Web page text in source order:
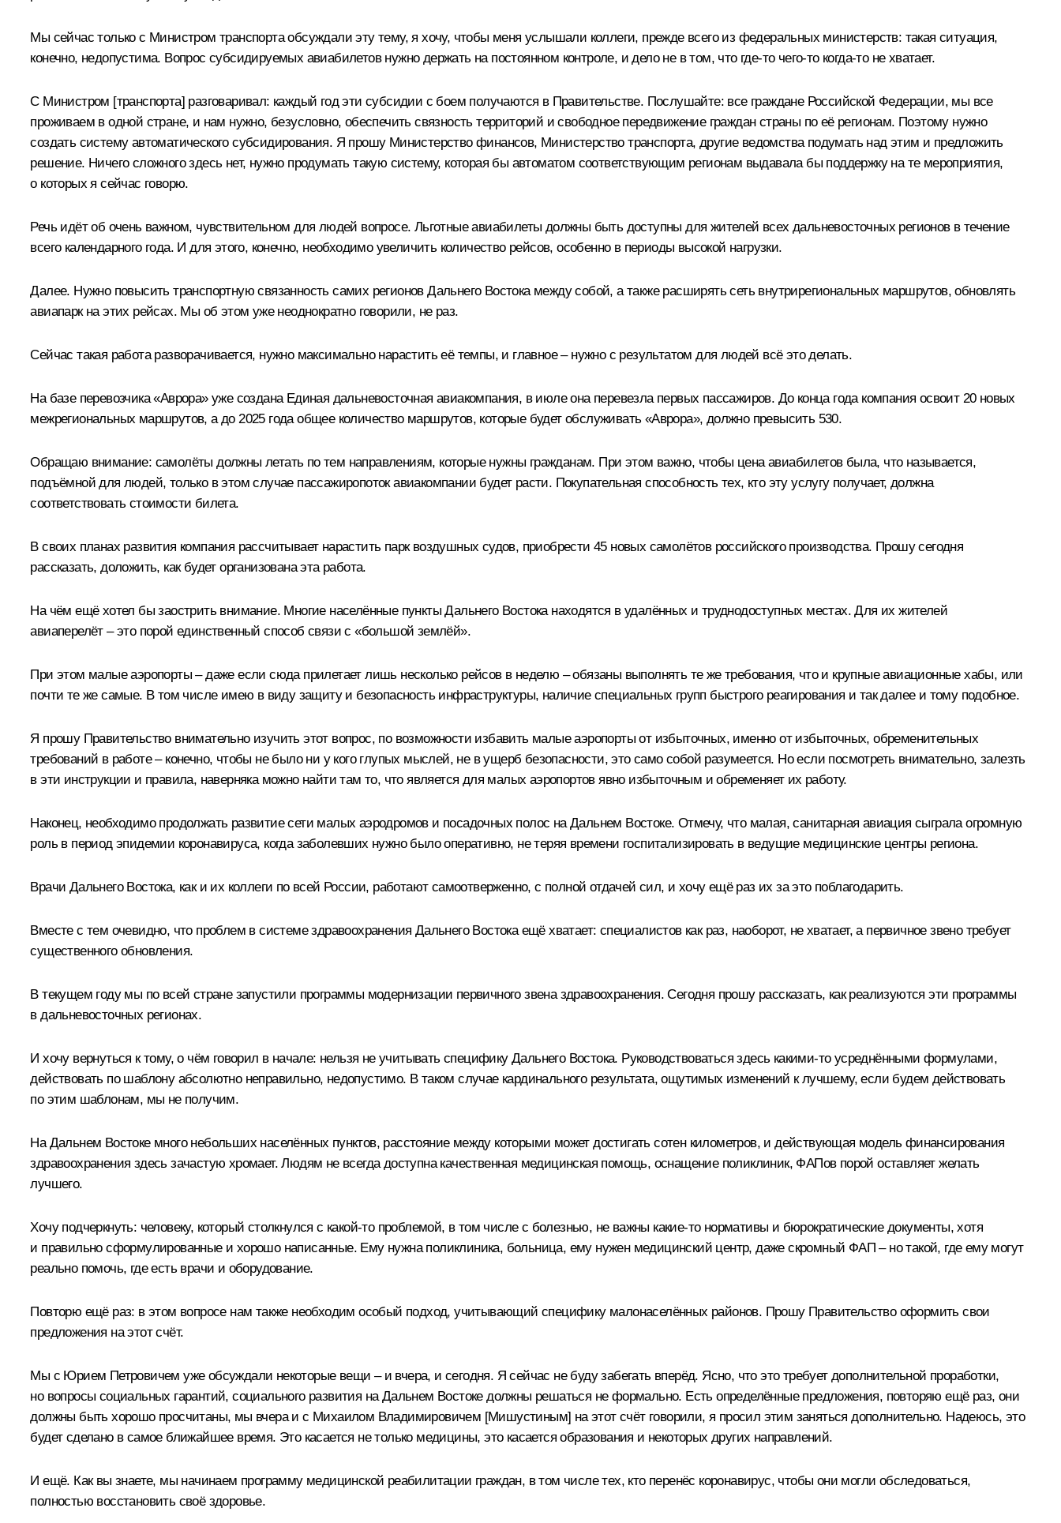
Мы сейчас только с Министром транспорта обсуждали эту тему, я хочу, чтобы меня услышали коллеги, прежде всего из федеральных министерств: такая ситуация,
конечно, недопустима. Вопрос субсидируемых авиабилетов нужно держать на постоянном контроле, и дело не в том, что где-то чего-то когда-то не хватает.
С Министром [транспорта] разговаривал: каждый год эти субсидии с боем получаются в Правительстве. Послушайте: все граждане Российской Федерации, мы все
проживаем в одной стране, и нам нужно, безусловно, обеспечить связность территорий и свободное передвижение граждан страны по её регионам. Поэтому нужно
создать систему автоматического субсидирования. Я прошу Министерство финансов, Министерство транспорта, другие ведомства подумать над этим и предложить
решение. Ничего сложного здесь нет, нужно продумать такую систему, которая бы автоматом соответствующим регионам выдавала бы поддержку на те мероприятия,
о которых я сейчас говорю.
Речь идёт об очень важном, чувствительном для людей вопросе. Льготные авиабилеты должны быть доступны для жителей всех дальневосточных регионов в течение
всего календарного года. И для этого, конечно, необходимо увеличить количество рейсов, особенно в периоды высокой нагрузки.
Далее. Нужно повысить транспортную связанность самих регионов Дальнего Востока между собой, а также расширять сеть внутрирегиональных маршрутов, обновлять
авиапарк на этих рейсах. Мы об этом уже неоднократно говорили, не раз.
Сейчас такая работа разворачивается, нужно максимально нарастить её темпы, и главное – нужно с результатом для людей всё это делать.
На базе перевозчика «Аврора» уже создана Единая дальневосточная авиакомпания, в июле она перевезла первых пассажиров. До конца года компания освоит 20 новых
межрегиональных маршрутов, а до 2025 года общее количество маршрутов, которые будет обслуживать «Аврора», должно превысить 530.
Обращаю внимание: самолёты должны летать по тем направлениям, которые нужны гражданам. При этом важно, чтобы цена авиабилетов была, что называется,
подъёмной для людей, только в этом случае пассажиропоток авиакомпании будет расти. Покупательная способность тех, кто эту услугу получает, должна
соответствовать стоимости билета.
В своих планах развития компания рассчитывает нарастить парк воздушных судов, приобрести 45 новых самолётов российского производства. Прошу сегодня
рассказать, доложить, как будет организована эта работа.
На чём ещё хотел бы заострить внимание. Многие населённые пункты Дальнего Востока находятся в удалённых и труднодоступных местах. Для их жителей
авиаперелёт – это порой единственный способ связи с «большой землёй».
При этом малые аэропорты – даже если сюда прилетает лишь несколько рейсов в неделю – обязаны выполнять те же требования, что и крупные авиационные хабы, или
почти те же самые. В том числе имею в виду защиту и безопасность инфраструктуры, наличие специальных групп быстрого реагирования и так далее и тому подобное.
Я прошу Правительство внимательно изучить этот вопрос, по возможности избавить малые аэропорты от избыточных, именно от избыточных, обременительных
требований в работе – конечно, чтобы не было ни у кого глупых мыслей, не в ущерб безопасности, это само собой разумеется. Но если посмотреть внимательно, залезть
в эти инструкции и правила, наверняка можно найти там то, что является для малых аэропортов явно избыточным и обременяет их работу.
Наконец, необходимо продолжать развитие сети малых аэродромов и посадочных полос на Дальнем Востоке. Отмечу, что малая, санитарная авиация сыграла огромную
роль в период эпидемии коронавируса, когда заболевших нужно было оперативно, не теряя времени госпитализировать в ведущие медицинские центры региона.
Врачи Дальнего Востока, как и их коллеги по всей России, работают самоотверженно, с полной отдачей сил, и хочу ещё раз их за это поблагодарить.
Вместе с тем очевидно, что проблем в системе здравоохранения Дальнего Востока ещё хватает: специалистов как раз, наоборот, не хватает, а первичное звено требует
существенного обновления.
В текущем году мы по всей стране запустили программы модернизации первичного звена здравоохранения. Сегодня прошу рассказать, как реализуются эти программы
в дальневосточных регионах.
И хочу вернуться к тому, о чём говорил в начале: нельзя не учитывать специфику Дальнего Востока. Руководствоваться здесь какими-то усреднёнными формулами,
действовать по шаблону абсолютно неправильно, недопустимо. В таком случае кардинального результата, ощутимых изменений к лучшему, если будем действовать
по этим шаблонам, мы не получим.
На Дальнем Востоке много небольших населённых пунктов, расстояние между которыми может достигать сотен километров, и действующая модель финансирования
здравоохранения здесь зачастую хромает. Людям не всегда доступна качественная медицинская помощь, оснащение поликлиник, ФАПов порой оставляет желать
лучшего.
Хочу подчеркнуть: человеку, который столкнулся с какой-то проблемой, в том числе с болезнью, не важны какие-то нормативы и бюрократические документы, хотя
и правильно сформулированные и хорошо написанные. Ему нужна поликлиника, больница, ему нужен медицинский центр, даже скромный ФАП – но такой, где ему могут
реально помочь, где есть врачи и оборудование.
Повторю ещё раз: в этом вопросе нам также необходим особый подход, учитывающий специфику малонаселённых районов. Прошу Правительство оформить свои
предложения на этот счёт.
Мы с Юрием Петровичем уже обсуждали некоторые вещи – и вчера, и сегодня. Я сейчас не буду забегать вперёд. Ясно, что это требует дополнительной проработки,
но вопросы социальных гарантий, социального развития на Дальнем Востоке должны решаться не формально. Есть определённые предложения, повторяю ещё раз, они
должны быть хорошо просчитаны, мы вчера и с Михаилом Владимировичем [Мишустиным] на этот счёт говорили, я просил этим заняться дополнительно. Надеюсь, это
будет сделано в самое ближайшее время. Это касается не только медицины, это касается образования и некоторых других направлений.
И ещё. Как вы знаете, мы начинаем программу медицинской реабилитации граждан, в том числе тех, кто перенёс коронавирус, чтобы они могли обследоваться,
полностью восстановить своё здоровье.